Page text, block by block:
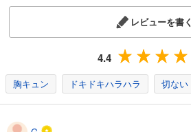
レビューを書く
4.4
胸キュン ドキドキハラハラ 切ない